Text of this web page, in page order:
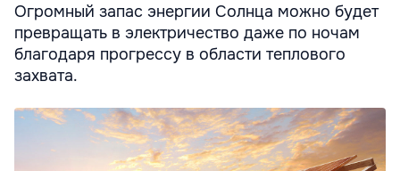
Огромный запас энергии Солнца можно будет
превращать в электричество даже по ночам
благодаря прогрессу в области теплового
захвата.